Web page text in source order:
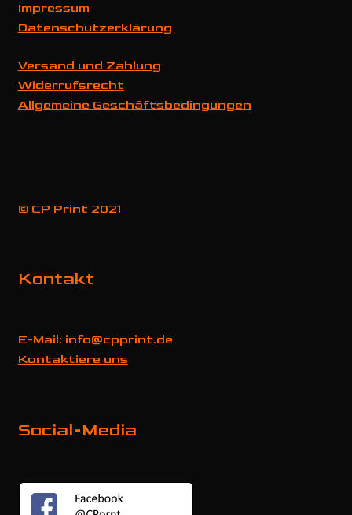
Impressum
Datenschutzerklärung
Versand und Zahlung
Widerrufsrecht
Allgemeine Geschäftsbedingungen
© CP Print 2021
Kontakt
E-Mail: info@cpprint.de
Kontaktiere uns
Social-Media